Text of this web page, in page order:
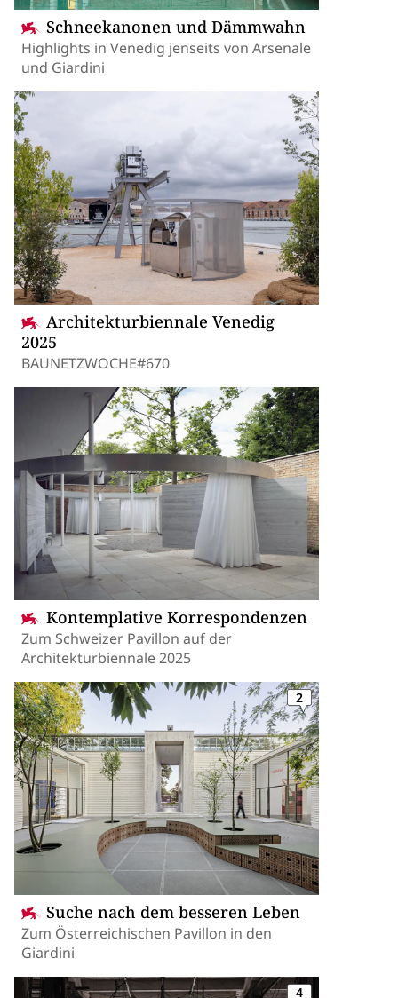
Schneekanonen und Dämmwahn
Highlights in Venedig jenseits von Arsenale
und Giardini
Architekturbiennale Venedig
2025
BAUNETZWOCHE#670
Kontemplative Korrespondenzen
Zum Schweizer Pavillon auf der
Architekturbiennale 2025
Suche nach dem besseren Leben
Zum Österreichischen Pavillon in den
Giardini
2
4